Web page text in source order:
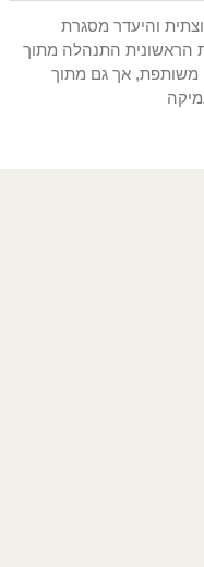
והיעדר מסגרת
הראשונית התנהלה מתוך
משותפת, אך גם מתוך